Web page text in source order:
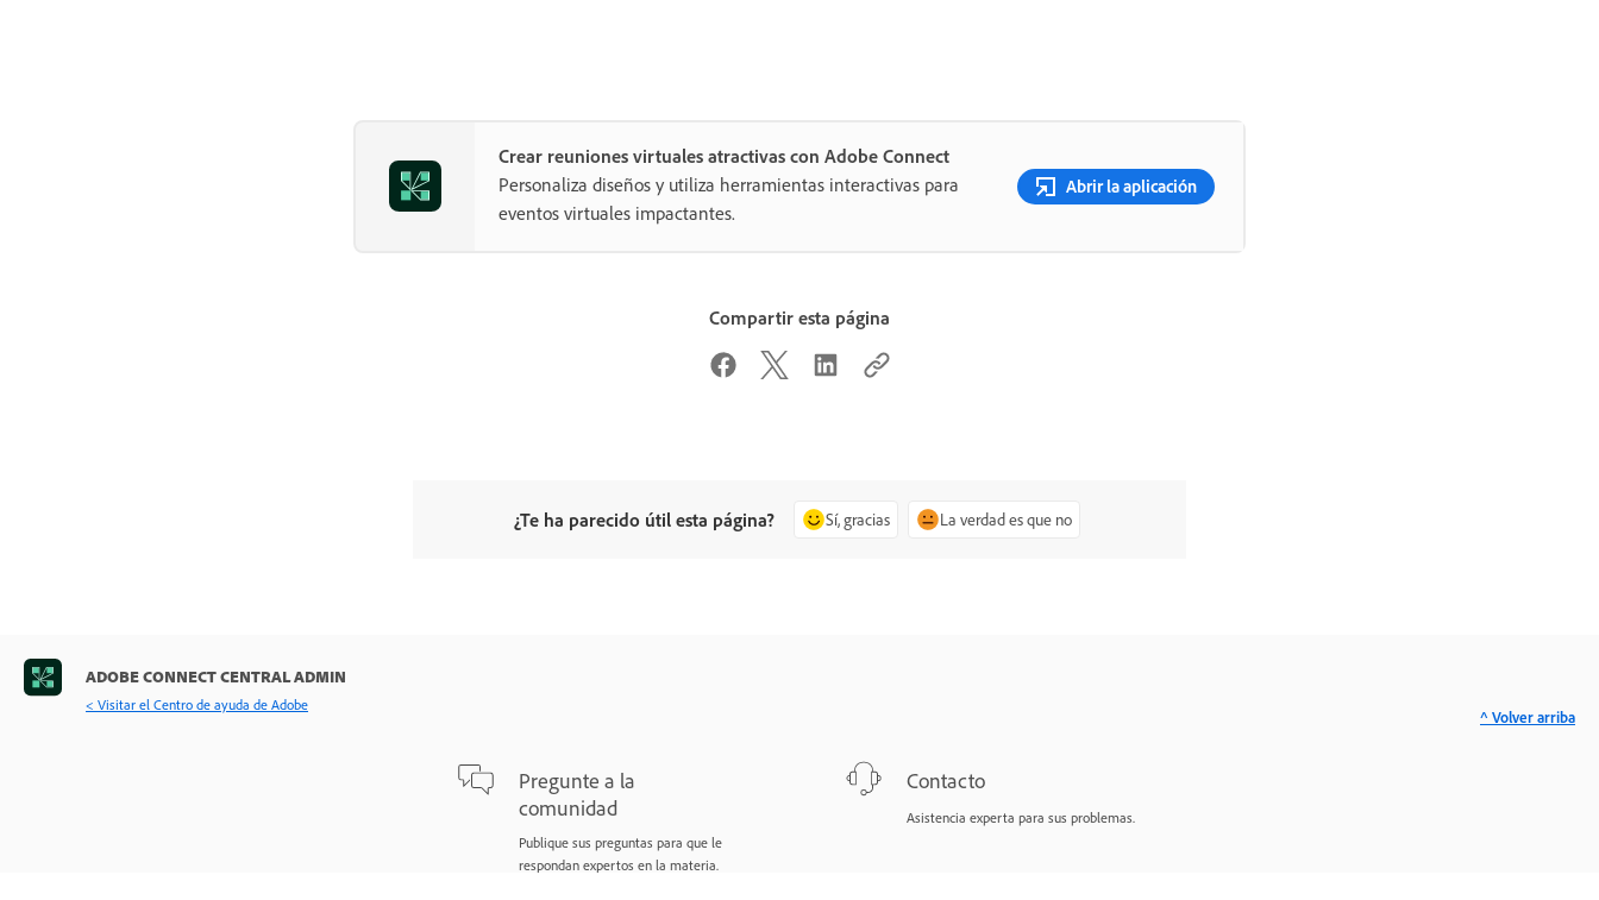
Crear reuniones virtuales atractivas con Adobe Connect
Personaliza diseños y utiliza herramientas interactivas para
eventos virtuales impactantes.
Abrir la aplicación
Compartir esta página
¿Te ha parecido útil esta página? Sí, gracias La verdad es que no
ADOBE CONNECT CENTRAL ADMIN
< Visitar el Centro de ayuda de Adobe
Pregunte a la
comunidad
Publique sus preguntas para que le
respondan expertos en la materia.
Contacto
Asistencia experta para sus problemas.
^ Volver arriba